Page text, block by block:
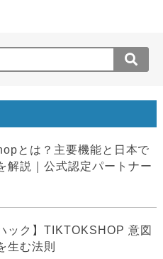
とは？主要機能と日本で
解説｜公式認定パートナー
ック】TIKTOKSHOP 意図
生む法則